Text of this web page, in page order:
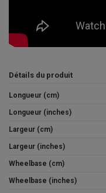
Détails du produit
Longueur (cm)
Longueur (inches)
Largeur (cm)
Largeur (inches)
Wheelbase (cm)
Wheelbase (inches)